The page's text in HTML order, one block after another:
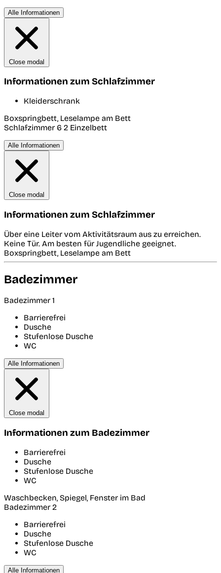
Alle Informationen
Close modal
Informationen zum Schlafzimmer
Kleiderschrank
Boxspringbett, Leselampe am Bett
Schlafzimmer 6 2 Einzelbett
Alle Informationen
Close modal
Informationen zum Schlafzimmer
Über eine Leiter vom Aktivitätsraum aus zu erreichen.
Keine Tür. Am besten für Jugendliche geeignet.
Boxspringbett, Leselampe am Bett
Badezimmer
Badezimmer 1
Barrierefrei
Dusche
Stufenlose Dusche
WC
Alle Informationen
Close modal
Informationen zum Badezimmer
Barrierefrei
Dusche
Stufenlose Dusche
WC
Waschbecken, Spiegel, Fenster im Bad
Badezimmer 2
Barrierefrei
Dusche
Stufenlose Dusche
WC
Alle Informationen